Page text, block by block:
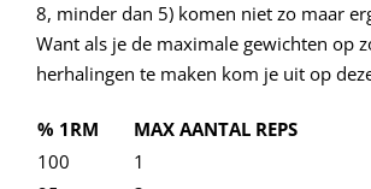
8, minder dan 5) komen niet zo maar
Want als je de maximale gewichten op
herhalingen te maken kom je uit op
% 1RM
MAX AANTAL REPS
100
1